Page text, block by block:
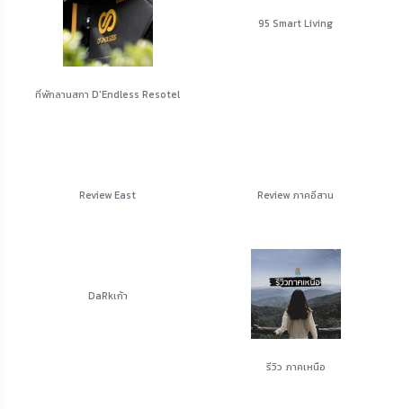
ที่พักลานสกา D'Endless Resotel
95 Smart Living
Review East Review ภาคอีสาน
DaRkเก้า
รีวิว ภาคเหนือ